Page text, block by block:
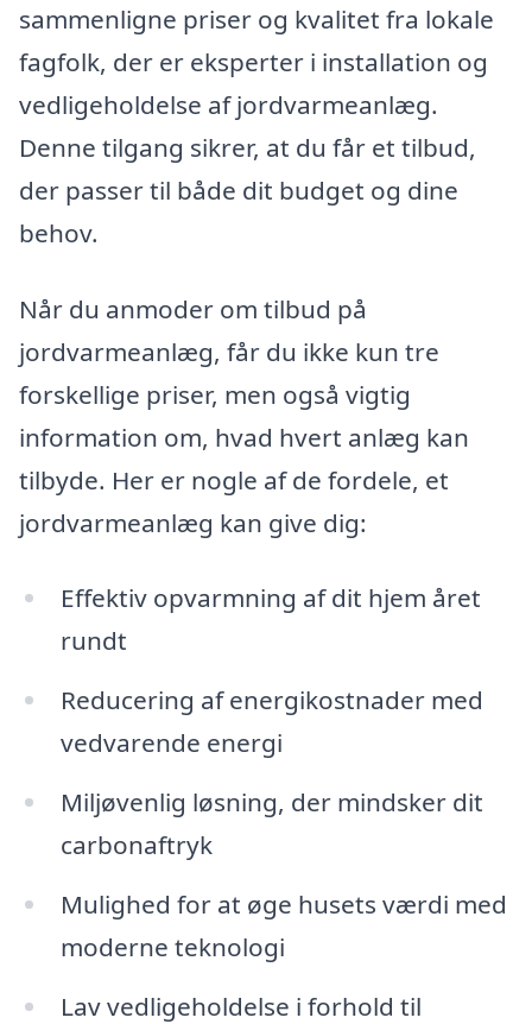
sammenligne priser og kvalitet fra lokale
fagfolk, der er eksperter i installation og
vedligeholdelse af jordvarmeanlæg.
Denne tilgang sikrer, at du får et tilbud,
der passer til både dit budget og dine
behov.
Når du anmoder om tilbud på
jordvarmeanlæg, får du ikke kun tre
forskellige priser, men også vigtig
information om, hvad hvert anlæg kan
tilbyde. Her er nogle af de fordele, et
jordvarmeanlæg kan give dig:
Effektiv opvarmning af dit hjem året
rundt
Reducering af energikostnader med
vedvarende energi
Miljøvenlig løsning, der mindsker dit
carbonaftryk
Mulighed for at øge husets værdi med
moderne teknologi
Lav vedligeholdelse i forhold til